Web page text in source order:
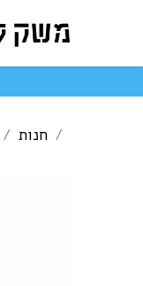
חנות